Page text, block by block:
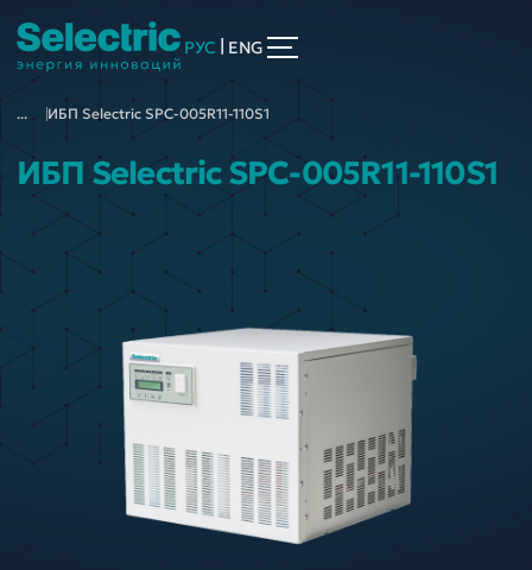
РУС ENG
... ИБП Selectric SPC-005R11-110S1
ИБП Selectric SPC-005R11-110S1